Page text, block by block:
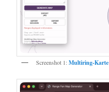
Screenshot 1:Multiring-Karte